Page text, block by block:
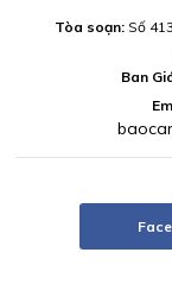
Tòa soạn:Số
Ban